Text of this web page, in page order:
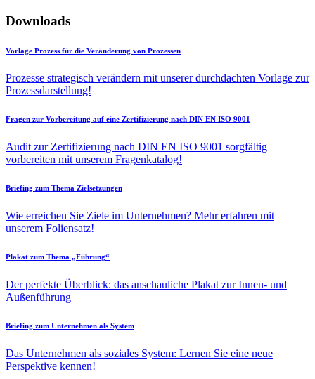
Downloads
Vorlage Prozess für die Veränderung von Prozessen
Prozesse strategisch verändern mit unserer durchdachten Vorlage zur
Prozessdarstellung!
Fragen zur Vorbereitung auf eine Zertifizierung nach DIN EN ISO 9001
Audit zur Zertifizierung nach DIN EN ISO 9001 sorgfältig
vorbereiten mit unserem Fragenkatalog!
Briefing zum Thema Zielsetzungen
Wie erreichen Sie Ziele im Unternehmen? Mehr erfahren mit
unserem Foliensatz!
Plakat zum Thema „Führung“
Der perfekte Überblick: das anschauliche Plakat zur Innen- und
Außenführung
Briefing zum Unternehmen als System
Das Unternehmen als soziales System: Lernen Sie eine neue
Perspektive kennen!